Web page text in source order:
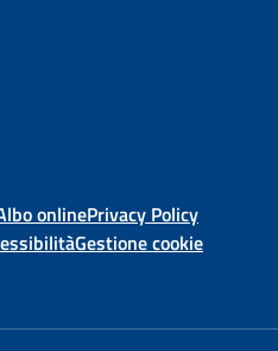
onlinePrivacy Policy
Gestione cookie